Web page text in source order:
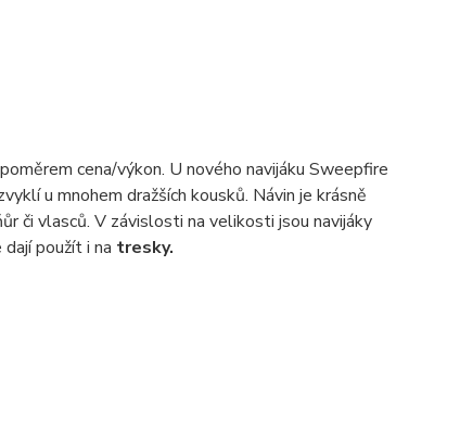
cena/výkon. U nového navijáku Sweepfire
u mnohem dražších kousků. Návin je krásně
či vlasců. V závislosti na velikosti jsou navijáky
použít i na tresky.